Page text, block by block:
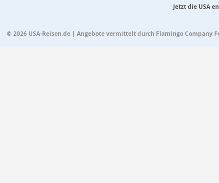
Jetzt die USA
© 2026 USA-Reisen.de | Angebote vermittelt durch Flamingo Company